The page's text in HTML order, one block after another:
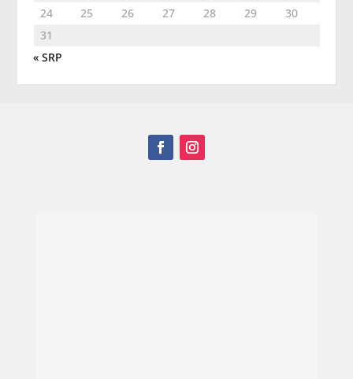
24
25 26 27 28 29
30
31
« SRP